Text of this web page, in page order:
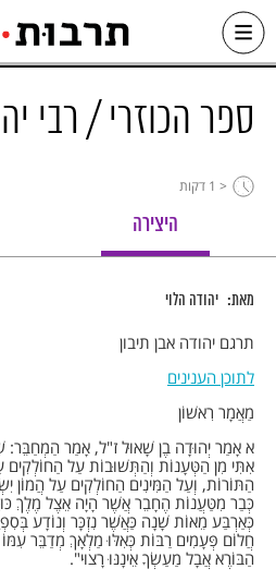
Skip
content
כל האתר
ספר הכוזרי / רבי
< 1 דקות
היצירה
מאת: יהודה הלוי
תרגם יהודה אבן תיבון
לתוכן הענינים
מַאֲמָר רִאשׁוֹן
א אָמַר יְהוּדָה בֶן שָׁאוּל ז"ל, אָמַר
אִתִּי מִן הַטְּעָנוֹת וְהַתְּשׁוּבוֹת עַל הַחוֹלְקִים
הַתּוֹרוֹת, וְעַל הַמִּינִים הַחוֹלְקִים עַל הֲמוֹן
כְּבַר מִטַּעֲנוֹת הֶחָבֵר אֲשֶׁר הָיָה אֵצֶל מֶלֶךְ
כְּאַרְבַּע מֵאוֹת שָׁנָה כַּאֲשֶׁר נִזְכָּר וְנוֹדָע
חֲלוֹם פְּעָמִים רַבּוֹת כְּאִלּוּ מַלְאָךְ מְדַבֵּר עִמּוֹ
הַבּוֹרֶא אֲבָל מַעַשְׂךָ אֵינָנּוּ רָצוּי".